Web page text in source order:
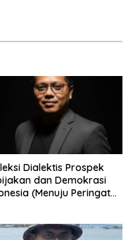
Dialektis Prospek
dan Demokrasi
(Menuju Peringatan